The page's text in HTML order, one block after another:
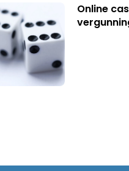
Online